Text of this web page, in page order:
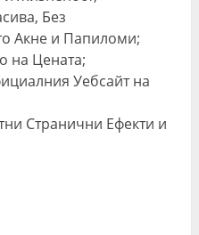
Без
Акне и Папиломи;
на Цената;
Уебсайт на
Странични Ефекти и